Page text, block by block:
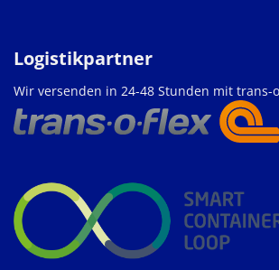
Logistikpartner
Wir versenden in 24-48 Stunden mit trans-